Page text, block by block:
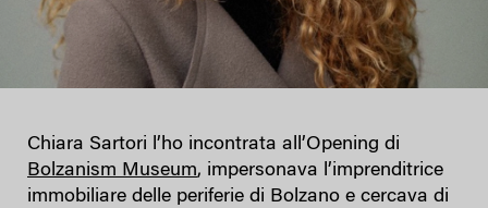
Chiara Sartori l’ho incontrata all’Opening di
Bolzanism Museum, impersonava l’imprenditrice
immobiliare delle periferie di Bolzano e cercava di